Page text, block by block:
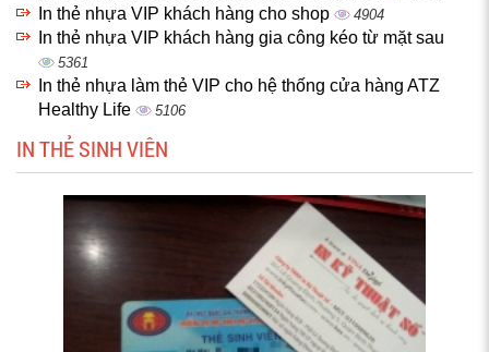
In thẻ nhựa VIP khách hàng cho shop 4904
In thẻ nhựa VIP khách hàng gia công kéo từ mặt sau
5361
In thẻ nhựa làm thẻ VIP cho hệ thống cửa hàng ATZ
Healthy Life
5106
IN THẺ SINH VIÊN